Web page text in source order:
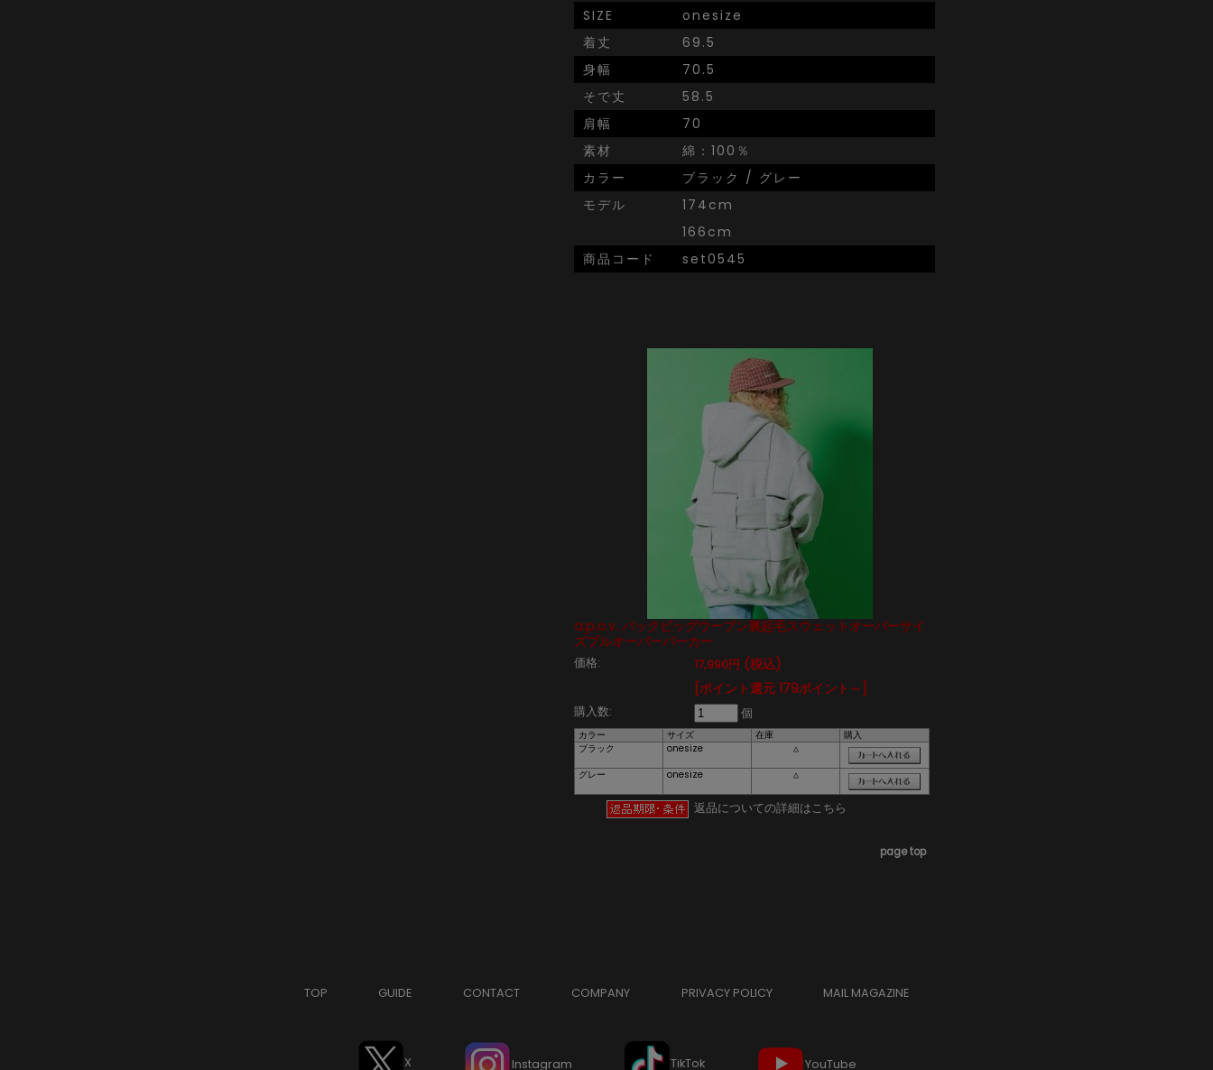
SIZE
onesize
着丈
69.5
身幅
70.5
そで丈
58.5
肩幅
70
素材
綿：100％
カラー
ブラック / グレー
モデル
174cm
166cm
商品コード
set0545
a.p.o.v. バックビッグウーブン裏起毛スウェットオーバーサイ
ズプルオーバーパーカー
価格: 17,990円 (税込)
[ポイント還元 179ポイント～]
購入数: 個
カラー サイズ 在庫
購入
ブラック
onesize
△
グレー
onesize △
返品についての詳細はこちら
page top
TOP GUIDE CONTACT COMPANY PRIVACY POLICY MAIL MAGAZINE
X Instagram TikTok YouTube